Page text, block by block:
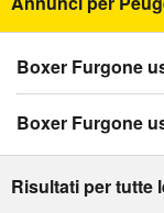
Boxer Furgone
Boxer Furgone
Risultati per tutte